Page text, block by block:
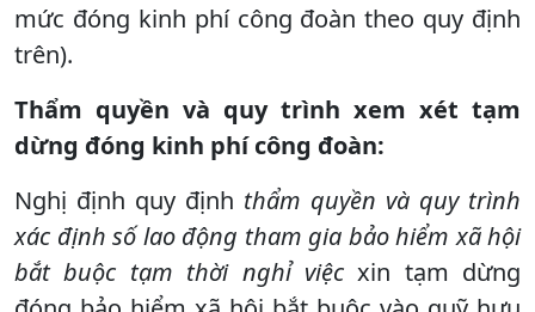
mức đóng kinh phí công đoàn theo quy định
trên).
Thẩm quyền và quy trình xem xét tạm
dừng đóng kinh phí công đoàn:
Nghị định quy định thẩm quyền và quy trình
xác định số lao động tham gia bảo hiểm xã hội
bắt buộc tạm thời nghỉ việcxin tạm dừng